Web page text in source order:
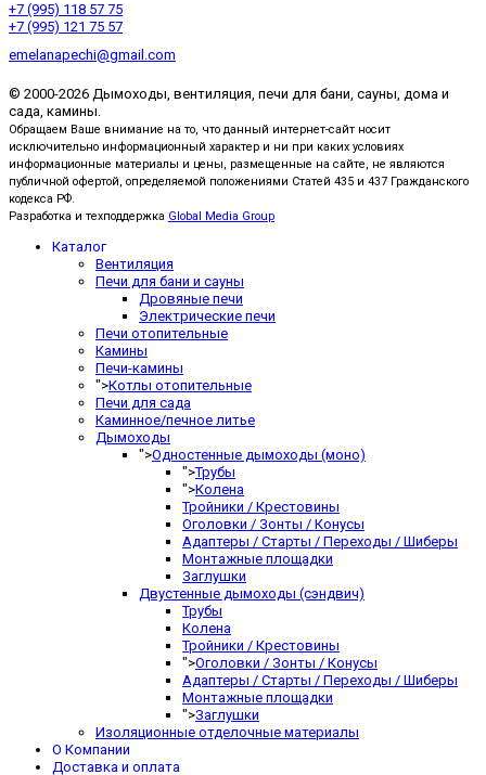
+7 (995) 118 57 75
+7 (995) 121 75 57
emelanapechi@gmail.com
© 2000-2026 Дымоходы, вентиляция, печи для бани, сауны, дома и
сада, камины.
Обращаем Ваше внимание на то, что данный интернет-сайт носит
исключительно информационный характер и ни при каких условиях
информационные материалы и цены, размещенные на сайте, не являются
публичной офертой, определяемой положениями Статей 435 и 437 Гражданского
кодекса РФ.
Разработка и техподдержка Global Media Group
Каталог
Вентиляция
Печи для бани и сауны
Дровяные печи
Электрические печи
Печи отопительные
Камины
Печи-камины
">Котлы отопительные
Печи для сада
Каминное/печное литье
Дымоходы
">Одностенные дымоходы (моно)
">Трубы
">Колена
Тройники / Крестовины
Оголовки / Зонты / Конусы
Адаптеры / Старты / Переходы / Шиберы
Монтажные площадки
Заглушки
Двустенные дымоходы (сэндвич)
Трубы
Колена
Тройники / Крестовины
">Оголовки / Зонты / Конусы
Адаптеры / Старты / Переходы / Шиберы
Монтажные площадки
">Заглушки
Изоляционные отделочные материалы
О Компании
Доставка и оплата